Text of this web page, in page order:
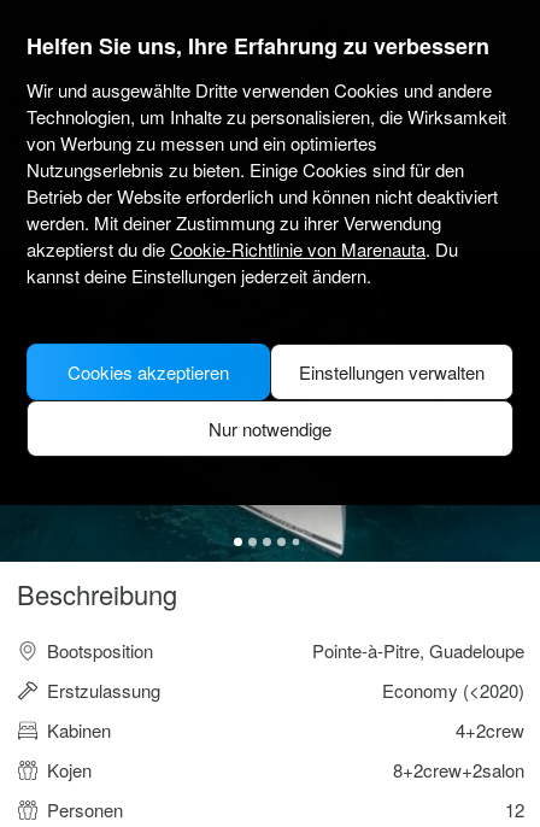
marenauta
Fountaine Pajot Astrea 42 - 4 + 2 Cab. -
Pointe-à-Pitre
4.3(312 über Charter) Nur ohne Skipper
Professionell
Marina Bas-du-Fort
Verifiziertes Boot
MODEL PICTURE FOR ILLUSTRATIVE PURPOSES ONLY
Beschreibung
Bootsposition
Pointe-à-Pitre, Guadeloupe
Erstzulassung
Economy (<2020)
Kabinen
4+2crew
Kojen
8+2crew+2salon
Personen
12
Helfen Sie uns, Ihre Erfahrung zu verbessern
Wir und ausgewählte Dritte verwenden Cookies und andere
Technologien, um Inhalte zu personalisieren, die Wirksamkeit
von Werbung zu messen und ein optimiertes
Nutzungserlebnis zu bieten. Einige Cookies sind für den
Betrieb der Website erforderlich und können nicht deaktiviert
werden. Mit deiner Zustimmung zu ihrer Verwendung
akzeptierst du dieCookie-Richtlinie von Marenauta. Du
kannst deine Einstellungen jederzeit ändern.
Einstellungen verwalten
Nur notwendige
Cookies akzeptieren